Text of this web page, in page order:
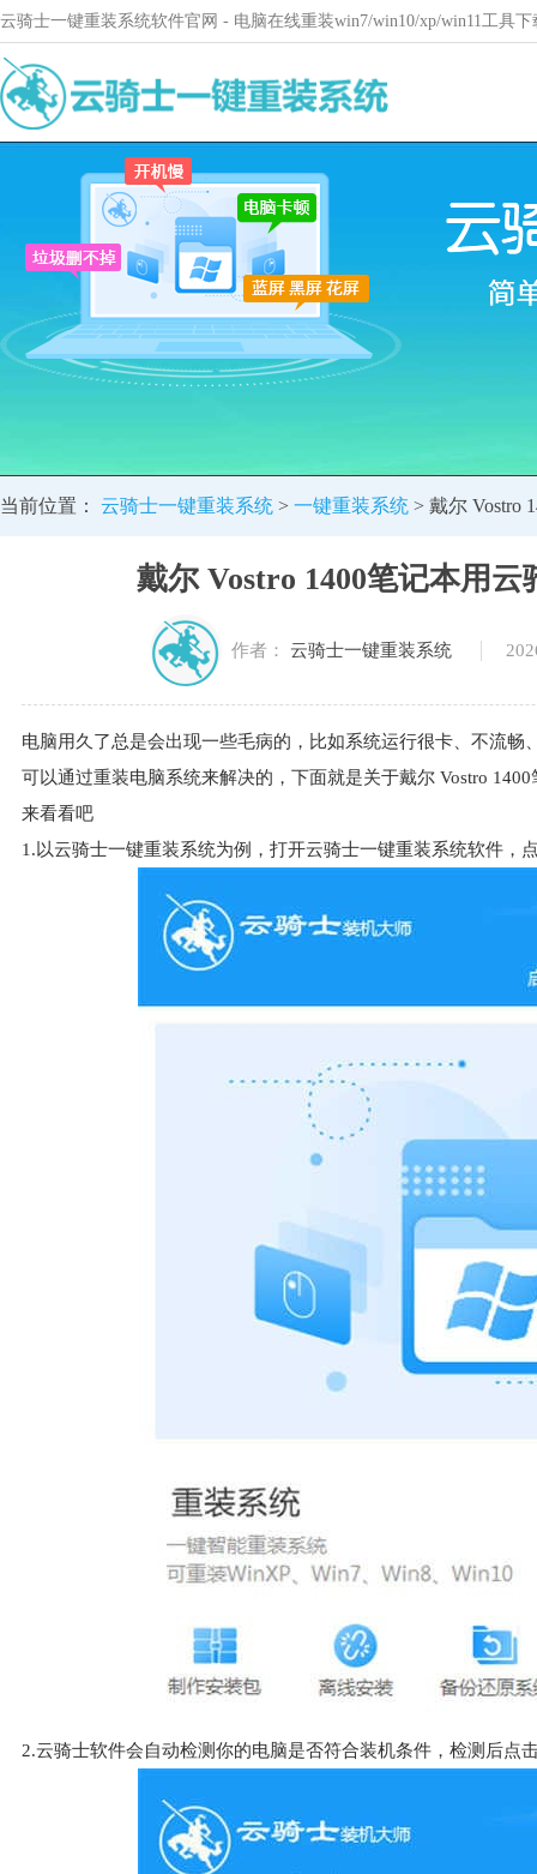
云骑士一键重装系统软件官网 - 电脑在线重装win7/win10/xp/win11工具
当前位置： 云骑士一键重装系统 > 一键重装系统 > 戴尔 Vostro
戴尔 Vostro 1400笔记本用
作者： 云骑士一键重装系统
电脑用久了总是会出现一些毛病的，比如系统运行很卡、不流
可以通过重装电脑系统来解决的，下面就是关于戴尔 Vostro
来看看吧
1.以云骑士一键重装系统为例，打开云骑士一键重装系统软件，
2.云骑士软件会自动检测你的电脑是否符合装机条件，检测后点